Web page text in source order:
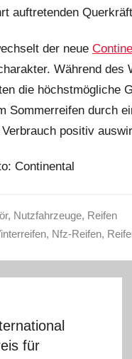
auftretenden
der neue
Während
die höchstmögliche
Sommerreifen durch
positiv
Continental
, Nutzfahrzeuge, Reifen
, Nfz-Reifen,
für